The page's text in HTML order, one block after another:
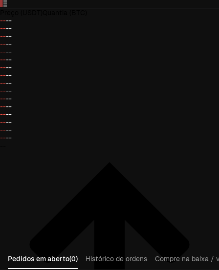
----
----
----
----
----
----
----
----
----
----
----
----
----
----
----
----
Pedidos em aberto(0) Histórico de ordens
Compre na baixa /